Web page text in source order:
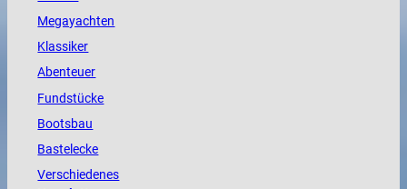
Megayachten
Klassiker
Abenteuer
Fundstücke
Bootsbau
Bastelecke
Verschiedenes